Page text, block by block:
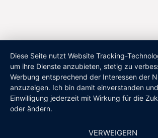
Diese Seite nutzt Website Tracking-
um ihre Dienste anzubieten, stetig zu
Werbung entsprechend der Interessen der
anzuzeigen. Ich bin damit einverstanden
Einwilligung jederzeit mit Wirkung für die
oder ändern.
VERWEIGERN